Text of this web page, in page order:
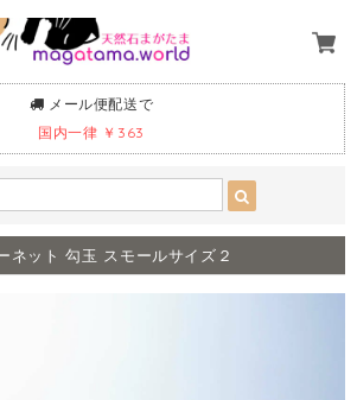
メール便配送で
国内一律 ￥363
ネット 勾玉 スモールサイズ２